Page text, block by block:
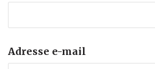
Adresse e-mail